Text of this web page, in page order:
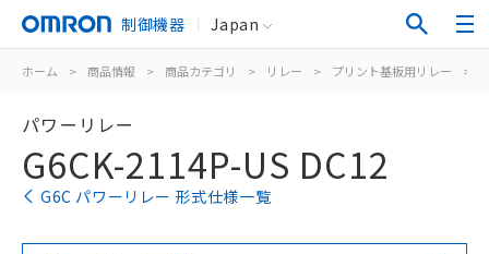
制御機器 Japan
ホーム > 商品情報 > 商品カテゴリ > リレー > プリント基板用リレー >
パワーリレー
G6CK-2114P-US DC12
G6C パワーリレー 形式仕様一覧